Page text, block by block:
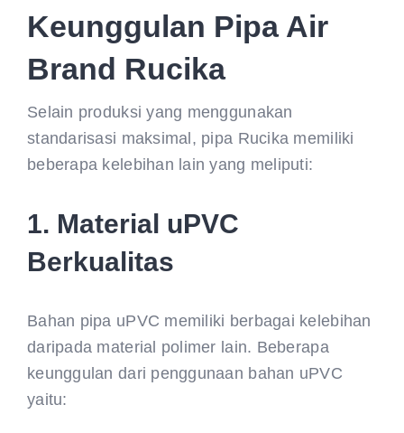
Keunggulan Pipa Air
Brand Rucika
Selain produksi yang menggunakan
standarisasi maksimal, pipa Rucika memiliki
beberapa kelebihan lain yang meliputi:
1. Material uPVC
Berkualitas
Bahan pipa uPVC memiliki berbagai kelebihan
daripada material polimer lain. Beberapa
keunggulan dari penggunaan bahan uPVC
yaitu: